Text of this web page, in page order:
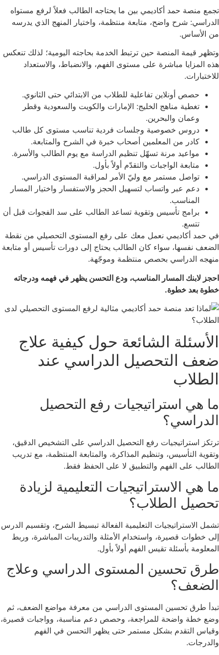
تجمع منصة حمد أكاديمي بين ما يحتاجه الطالب فعلاً لرفع مستواه
الدراسي: شرح واضح، متابعة منتظمة، واختيار المنهج الذي يدرسه
من الأساس.
وتظهر قيمة المنصة حين ترتبط الخدمة بحاجته اليومية؛ لذلك تنعكس
هذه المزايا مباشرة على مستوى الفهم، والانضباط، والاستعداد
للاختبارات.
حصص أونلاين تفاعلية للطلاب من الابتدائي حتى الثانوي.
تغطية مناهج الخليج: الإمارات والكويت والسعودية وقطر
وعمان والبحرين.
دروس خصوصية وجلسات فردية تناسب مستوى كل طالب
كادر من المعلمين أصحاب خبرة في الشرح والمتابعة.
مواعيد مرنة تسهّل تنظيم الدراسة مع يوم الطالب والأسرة.
متابعة الواجبات والتقدّم أولاً بأول.
تواصل مستمر مع وليّ الأمر لمراقبة المستوى الدراسي.
دعم عبر واتساب لتسهيل الحجز والاستفسار واختيار المسار
المناسب.
برامج تأسيس وتقوية تساعد الطالب على سد الفجوات قبل أن
تتسع.
في حمد أكاديمي نعمل معك على رفع المستوى التحصيلي من نقطة
الضعف نفسها، سواء كان الطالب يحتاج إلى دورات تأسيس أو متابعة
منهجه الدراسي بحصص منتظمة وموجّهة.
احجز لابنك المسار المناسب، ودع التحسن يظهر في فهمه ودرجاته
خطوة بعد خطوة.
الأسئلة الشائعة حول كيفية علاج
ضعف التحصيل الدراسي عند
الطلاب
ما هي استراتيجيات رفع التحصيل
الدراسي؟
ترتكز استراتيجيات رفع التحصيل الدراسي على التشخيص الدقيق،
وتقوية التأسيس، وتنظيم المذاكرة، والمتابعة المنتظمة، مع تدريب
الطالب على الفهم والتطبيق لا على الحفظ فقط.
ما هي الاستراتيجيات التعليمية لزيادة
تحصيل الطلاب؟
تشمل الاستراتيجيات التعليمية الفعالة تبسيط الشرح، وتقسيم الدرس
إلى خطوات قصيرة، واستخدام الأمثلة والتدريبات المباشرة، وربط
المعلومة بأسئلة تقيس الفهم أولاً بأول.
طرق تحسين المستوى الدراسي وعلاج
الضعف؟
تبدأ طرق تحسين المستوى الدراسي من معرفة مواضع الضعف، ثم
وضع خطة واضحة للمراجعة، وحصص دعم مناسبة، وواجبات قصيرة،
وقياس التقدم بشكل مستمر حتى يظهر التحسن في الفهم
والدرجات.